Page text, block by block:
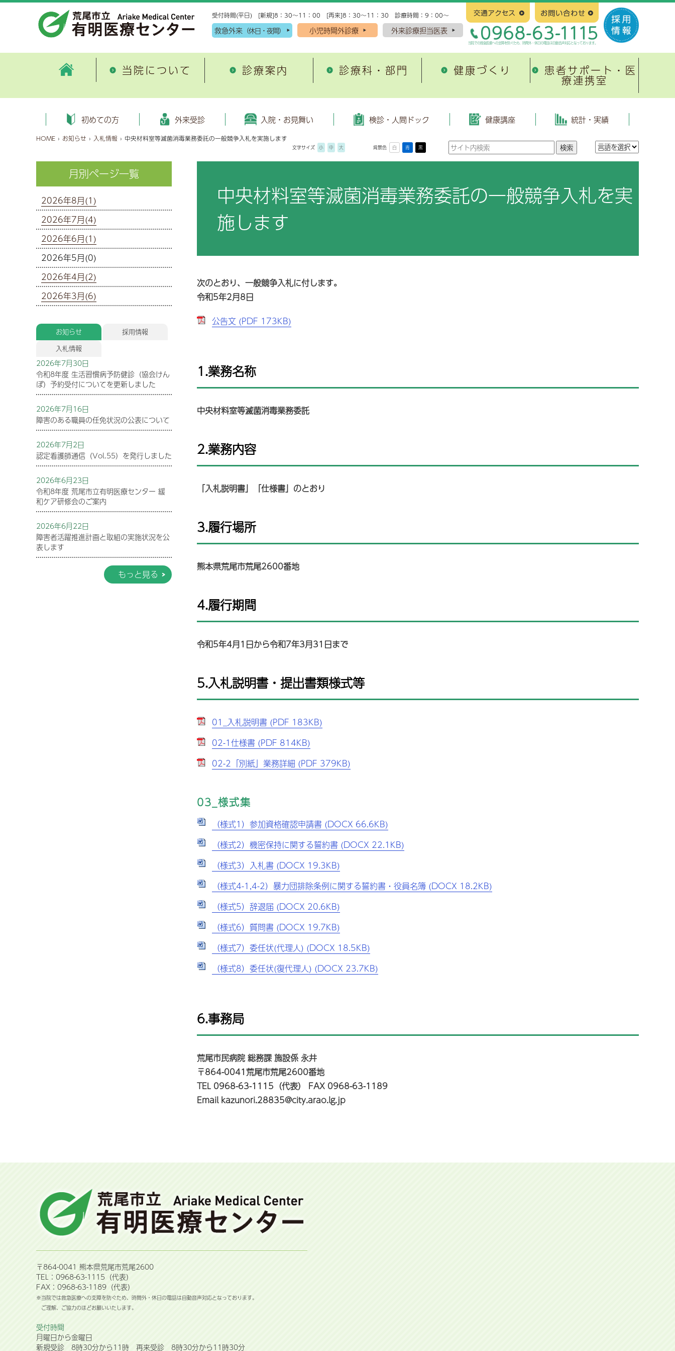
受付時間(平日) [新規]8：30～11：00 [再来]8：30～11：30 診療時間：9：00～
救急外来 （休日・夜間） 小児時間外診療 外来診療担当医表
当院での救急医療への支障を防ぐため、時間外・休日の電話は自動音声対応となっております。
当院について
ごあいさつ
病院概要
数字で見る荒尾市立 有明医療
センター
厚生労働大臣の定める掲示事項
施設の指定状況
病院機能評価
災害拠点病院
紹介受診重点医療機関
周産期医療
研修制度・育成
基幹形臨床研修病院
奨学金貸付制度
受託実習生受入れ
患者の権利と責務
公立病院経営強化プラン
診療情報提供指針
個人情報保護方針
DPC対象病院
医療従事者の負担軽減及び処遇
改善の取り組み
身体的拘束の最小化指針
適切な意思決定支援に関する指
針
入院患者面会規定
障害者活躍推進計画と取組の実
施状況
荒尾市立有明医療センター公式
Instagram（インスタグラ
患者図書室
健康管理センター
各種設備
敷地内禁煙のお知らせ
はじめに
スケジュール
進捗状況、その他
診療案内
初めての方へ
外来受診のご案内
資格確認について
（医療DX推進体制整備加算）
選定療養費について
新興感染症について
外来診療担当医表
救急外来
小児時間外診療
禁煙外来
感染症予防投与について
化学療法を受けられている患者
入院の手続き
入院生活準備用品
入院費用について
お見舞いについて
お見舞いメール
がん診療
急性心筋梗塞診療
当院の取り組み
有明緩和ケア研究会
緩和ケア研修会
有明緩和ケアネットワーク
診療科・部門
外科 循環器内科 救急科
整形外科
消化器内科・消化器病センター
糖尿病・内分泌内科
放射線治療科
呼吸器内科
画像診断・治療科
麻酔科 総合診療科
形成外科
緩和ケア内科
眼科 耳鼻咽喉科
病理診断科
歯科口腔外科
リハビリテーション技術科
検査科
薬剤部
放射線技術科
臨床工学科
健康づくり
健康管理センター施設案内
健診コース
特定健診・特定保健指導
特定健診保健指導とは
申込みから当日受診までの流れ
オプション検査
健康講座
過去の公開講座
人間ドック
糖尿病教育
糖尿病教育入院
協会けんぽ生活習慣病予防健診
心臓病教室
患者サポート・医
療連携室
患者サポート・医療連携室ご紹
介
有明地域医療連携合同研修会
セカンドオピニオン
地域医療支援病院
入退院支援
地域医療連携だより「小岱
外来診療・検査予約受付
患者サポート窓口
有明地域医療連携ネットワーク
がん相談支援センター
初めての方 外来受診 入院・お見舞い 検診・人間ドック 健康講座 統計・実績
HOME › お知らせ › 入札情報 › 中央材料室等滅菌消毒業務委託の一般競争入札を実施します
文字サイズ 小 中 大 背景色 白 青 黒
月別ページ一覧
2026年8月(1)
2026年7月(4)
2026年6月(1)
2026年5月(0)
2026年4月(2)
2026年3月(6)
お知らせ
採用情報
入札情報
2026年7月30日
令和8年度 生活習慣病予防健診（協会けん
ぽ）予約受付についてを更新しました
2026年7月16日
障害のある職員の任免状況の公表について
2026年7月2日
認定看護師通信（Vol.55）を発行しました
2026年6月23日
令和8年度 荒尾市立有明医療センター 緩
和ケア研修会のご案内
2026年6月22日
障害者活躍推進計画と取組の実施状況を公
表します
もっと見る
中央材料室等滅菌消毒業務委託の一般競争入札を実
施します
次のとおり、一般競争入札に付します。
令和5年2月8日
公告文 (PDF 173KB)
1.業務名称
中央材料室等滅菌消毒業務委託
2.業務内容
「入札説明書」「仕様書」のとおり
3.履行場所
熊本県荒尾市荒尾2600番地
4.履行期間
令和5年4月1日から令和7年3月31日まで
5.入札説明書・提出書類様式等
01_入札説明書 (PDF 183KB)
02-1仕様書 (PDF 814KB)
02-2「別紙」業務詳細 (PDF 379KB)
03_様式集
（様式1）参加資格確認申請書 (DOCX 66.6KB)
（様式2）機密保持に関する誓約書 (DOCX 22.1KB)
（様式3）入札書 (DOCX 19.3KB)
（様式4-1,4-2）暴力団排除条例に関する誓約書・役員名簿 (DOCX 18.2KB)
（様式5）辞退届 (DOCX 20.6KB)
（様式6）質問書 (DOCX 19.7KB)
（様式7）委任状(代理人) (DOCX 18.5KB)
（様式8）委任状(復代理人) (DOCX 23.7KB)
6.事務局
荒尾市民病院 総務課 施設係 永井
〒864-0041荒尾市荒尾2600番地
TEL 0968-63-1115（代表） FAX 0968-63-1189
Email kazunori.28835@city.arao.lg.jp
〒864-0041 熊本県荒尾市荒尾2600
TEL：0968-63-1115（代表）
FAX：0968-63-1189（代表）
※当院では救急医療への支障を防ぐため、時間外・休日の電話は自動音声対応となっております。
ご理解、ご協力のほどお願いいたします。
受付時間
月曜日から金曜日
新規受診 8時30分から11時 再来受診 8時30分から11時30分